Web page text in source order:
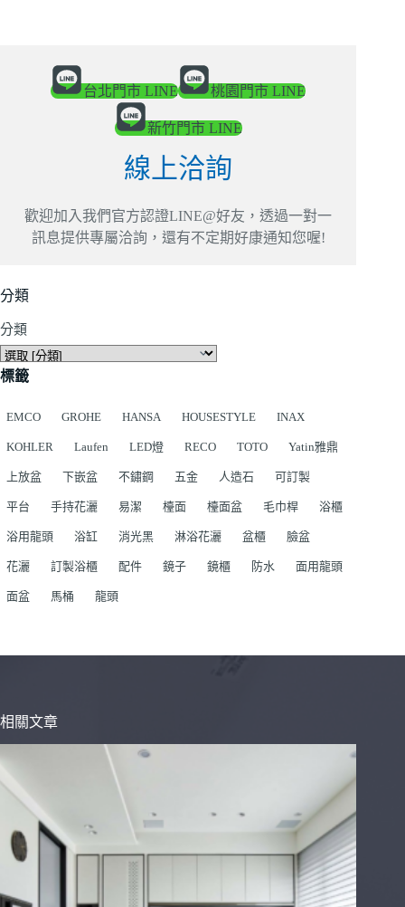
台北門市 LINE 桃園門市 LINE
新竹門市 LINE
線上洽詢
歡迎加入我們官方認證LINE@好友，透過一對一
訊息提供專屬洽詢，還有不定期好康通知您喔!
分類
分類
標籤
EMCO GROHE HANSA HOUSESTYLE INAX
KOHLER Laufen LED燈 RECO TOTO Yatin雅鼎
上放盆 下嵌盆 不鏽鋼 五金 人造石 可訂製
平台 手持花灑 易潔 檯面 檯面盆 毛巾桿 浴櫃
浴用龍頭 浴缸 消光黑 淋浴花灑 盆櫃 臉盆
花灑 訂製浴櫃 配件 鏡子 鏡櫃 防水 面用龍頭
面盆 馬桶 龍頭
相關文章